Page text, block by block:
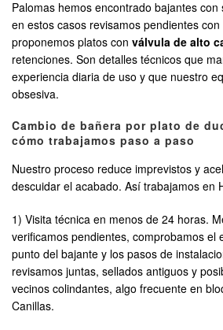
Palomas hemos encontrado bajantes con
en estos casos revisamos pendientes
proponemos platos con válvula de alto
retenciones. Son detalles técnicos que
experiencia diaria de uso y que nuestro
obsesiva.
Cambio de bañera por plato de
cómo trabajamos paso a paso
Nuestro proceso reduce imprevistos y
descuidar el acabado. Así trabajamos en
1) Visita técnica en menos de 24 horas.
verificamos pendientes, comprobamos el
punto del bajante y los pasos de
revisamos juntas, sellados antiguos y
vecinos colindantes, algo frecuente en
Canillas.